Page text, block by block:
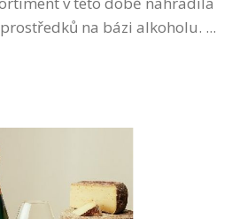
na bázi alkoholu. ...